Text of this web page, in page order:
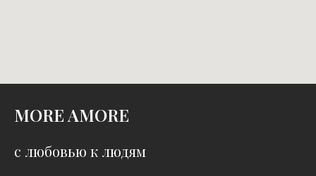
MORE AMORE
с любовью к людям